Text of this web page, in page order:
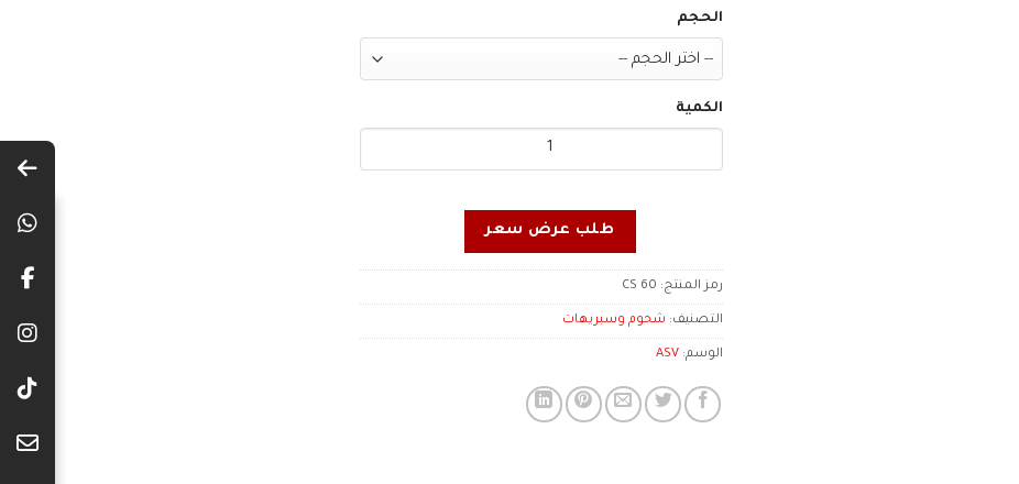
الحجم
الكمية
طلب عرض سعر
رمز المنتج: CS 60
التصنيف: شحوم وسبريهات
الوسم: ASV